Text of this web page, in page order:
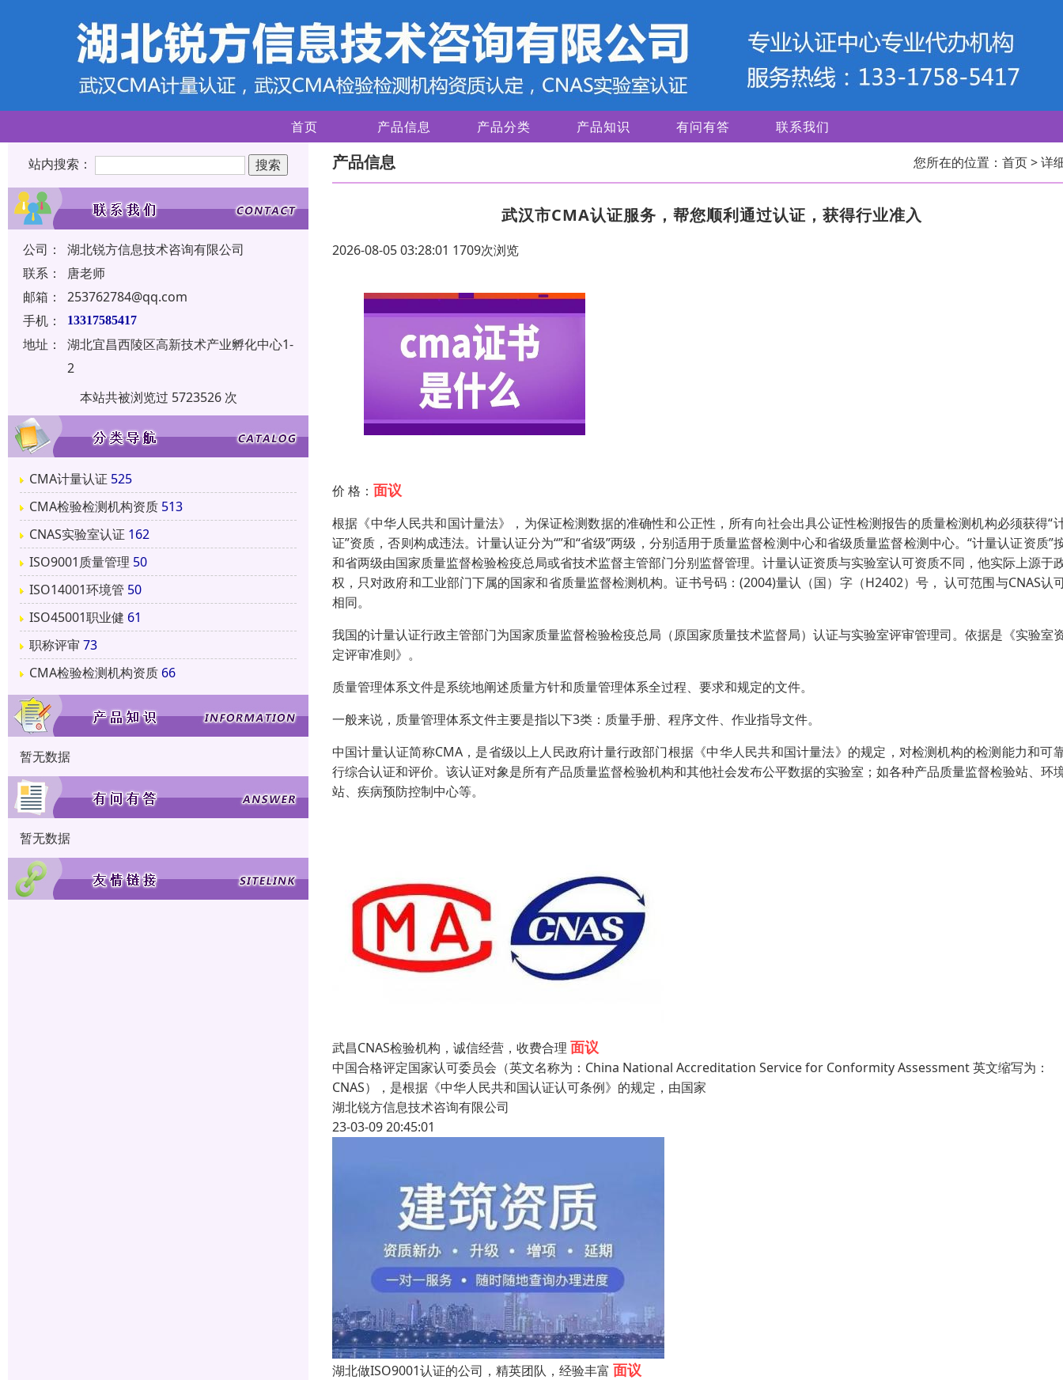
首页 产品信息 产品分类 产品知识 有问有答 联系我们
站内搜索：
公司：
湖北锐方信息技术咨询有限公司
联系：
唐老师
邮箱：
253762784@qq.com
手机：
13317585417
地址：
湖北宜昌西陵区高新技术产业孵化中心1-
2
本站共被浏览过 5723526 次
CMA计量认证 525
CMA检验检测机构资质 513
CNAS实验室认证 162
ISO9001质量管理 50
ISO14001环境管 50
ISO45001职业健 61
职称评审 73
CMA检验检测机构资质 66
暂无数据
暂无数据
产品信息 您所在的位置： 首页> 详
武汉市CMA认证服务，帮您顺利通过认证，获得行业准入
2026-08-05 03:28:01 1709次浏览
价 格： 面议
根据《中华人民共和国计量法》，为保证检测数据的准确性和公正性，所有向社会出具公证性检测报告的质量检测机构必须获得“
证”资质，否则构成违法。计量认证分为“”和“省级”两级，分别适用于质量监督检测中心和省级质量监督检测中心。“计量认证资质”
和省两级由国家质量监督检验检疫总局或省技术监督主管部门分别监督管理。计量认证资质与实验室认可资质不同，他实际上源于
权，只对政府和工业部门下属的国家和省质量监督检测机构。证书号码：(2004)量认（国）字（H2402）号， 认可范围与CNAS认
相同。
我国的计量认证行政主管部门为国家质量监督检验检疫总局（原国家质量技术监督局）认证与实验室评审管理司。依据是《实验室
定评审准则》。
质量管理体系文件是系统地阐述质量方针和质量管理体系全过程、要求和规定的文件。
一般来说，质量管理体系文件主要是指以下3类：质量手册、程序文件、作业指导文件。
中国计量认证简称CMA，是省级以上人民政府计量行政部门根据《中华人民共和国计量法》的规定，对检测机构的检测能力和可
行综合认证和评价。该认证对象是所有产品质量监督检验机构和其他社会发布公平数据的实验室；如各种产品质量监督检验站、环
站、疾病预防控制中心等。
武昌CNAS检验机构，诚信经营，收费合理 面议
中国合格评定国家认可委员会（英文名称为：China National Accreditation Service for Conformity Assessment 英文缩写为：
CNAS），是根据《中华人民共和国认证认可条例》的规定，由国家
湖北锐方信息技术咨询有限公司
23-03-09 20:45:01
湖北做ISO9001认证的公司，精英团队，经验丰富 面议